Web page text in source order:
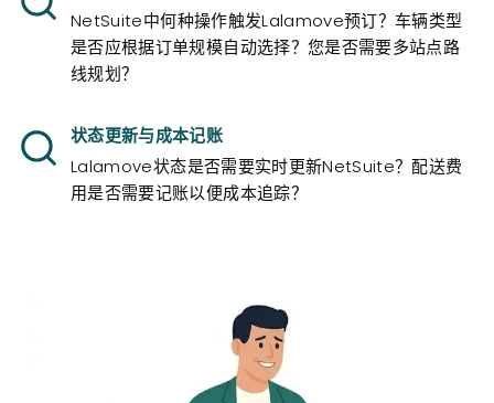
NetSuite中何种操作触发Lalamove预订？车辆类型
是否应根据订单规模自动选择？您是否需要多站点路
线规划？
状态更新与成本记账
Lalamove状态是否需要实时更新NetSuite？配送费
用是否需要记账以便成本追踪？